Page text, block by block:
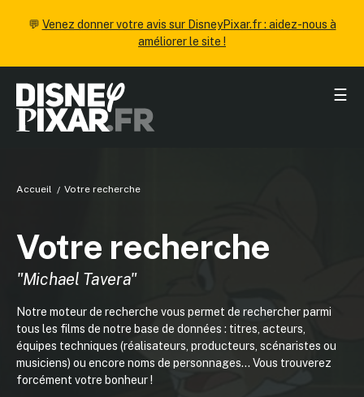
💬 Venez donner votre avis sur DisneyPixar.fr : aidez-nous à
améliorer le site !
☰
Accueil Votre recherche
Votre recherche
"Michael Tavera"
Notre moteur de recherche vous permet de rechercher parmi
tous les films de notre base de données : titres, acteurs,
équipes techniques (réalisateurs, producteurs, scénaristes ou
musiciens) ou encore noms de personnages... Vous trouverez
forcément votre bonheur !